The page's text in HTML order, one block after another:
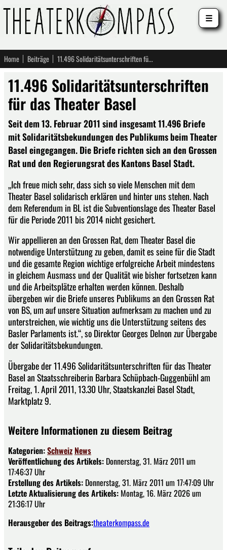
Home Beiträge 11.496 Solidaritätsunterschriften für das Theater Basel
11.496 Solidaritätsunterschriften
für das Theater Basel
Seit dem 13. Februar 2011 sind insgesamt 11.496 Briefe
mit Solidaritätsbekundungen des Publikums beim Theater
Basel eingegangen. Die Briefe richten sich an den Grossen
Rat und den Regierungsrat des Kantons Basel Stadt.
„Ich freue mich sehr, dass sich so viele Menschen mit dem
Theater Basel solidarisch erklären und hinter uns stehen. Nach
dem Referendum in BL ist die Subventionslage des Theater Basel
für die Periode 2011 bis 2014 nicht gesichert.
Wir appellieren an den Grossen Rat, dem Theater Basel die
notwendige Unterstützung zu geben, damit es seine für die Stadt
und die gesamte Region wichtige erfolgreiche Arbeit mindestens
in gleichem Ausmass und der Qualität wie bisher fortsetzen kann
und die Arbeitsplätze erhalten werden können. Deshalb
übergeben wir die Briefe unseres Publikums an den Grossen Rat
von BS, um auf unsere Situation aufmerksam zu machen und zu
unterstreichen, wie wichtig uns die Unterstützung seitens des
Basler Parlaments ist.“, so Direktor Georges Delnon zur Übergabe
der Solidaritätsbekundungen.
Übergabe der 11.496 Solidaritätsunterschriften für das Theater
Basel an Staatsschreiberin Barbara Schüpbach-Guggenbühl am
Freitag, 1. April 2011, 13.30 Uhr, Staatskanzlei Basel Stadt,
Marktplatz 9.
Weitere Informationen zu diesem Beitrag
Kategorien:Schweiz News
Veröffentlichung des Artikels: Donnerstag, 31. März 2011 um
17:46:37 Uhr
Erstellung des Artikels: Donnerstag, 31. März 2011 um 17:47:09 Uhr
Letzte Aktualisierung des Artikels: Montag, 16. März 2026 um
21:36:17 Uhr
Herausgeber des Beitrags:theaterkompass.de
☰